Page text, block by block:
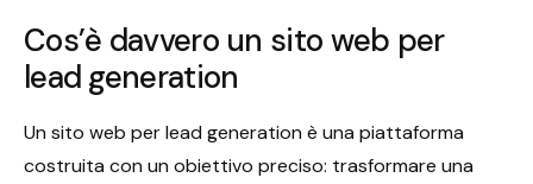
Cos’è davvero un sito web per
lead generation
Un sito web per lead generation è una piattaforma
costruita con un obiettivo preciso: trasformare una